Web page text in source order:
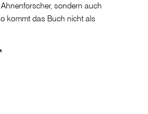
sondern auch
kommt das Buch nicht als